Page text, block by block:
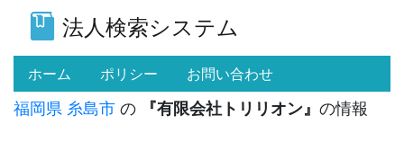
法人検索システム
ホーム (current)
ポリシー お問い合わせ
福岡県 糸島市 の 『有限会社トリリオン』 の情報